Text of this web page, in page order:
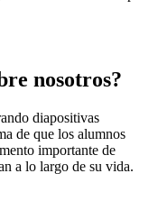
nosotros?
diapositivas
de que los alumnos
importante de
a lo largo de su vida.